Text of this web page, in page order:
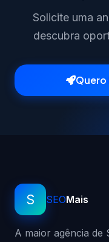
Solicite uma
descubra
Quero
S SEOMais
A maior agência de